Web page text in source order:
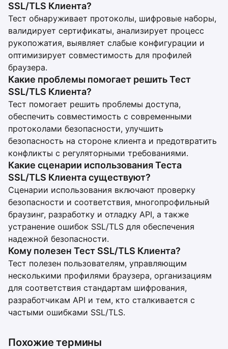
SSL/TLS Клиента?
Тест обнаруживает протоколы, шифровые наборы,
валидирует сертификаты, анализирует процесс
рукопожатия, выявляет слабые конфигурации и
оптимизирует совместимость для профилей
браузера.
Какие проблемы помогает решить Тест
SSL/TLS Клиента?
Тест помогает решить проблемы доступа,
обеспечить совместимость с современными
протоколами безопасности, улучшить
безопасность на стороне клиента и предотвратить
конфликты с регуляторными требованиями.
Какие сценарии использования Теста
SSL/TLS Клиента существуют?
Сценарии использования включают проверку
безопасности и соответствия, многопрофильный
браузинг, разработку и отладку API, а также
устранение ошибок SSL/TLS для обеспечения
надежной безопасности.
Кому полезен Тест SSL/TLS Клиента?
Тест полезен пользователям, управляющим
несколькими профилями браузера, организациям
для соответствия стандартам шифрования,
разработчикам API и тем, кто сталкивается с
частыми ошибками SSL/TLS.
Похожие термины